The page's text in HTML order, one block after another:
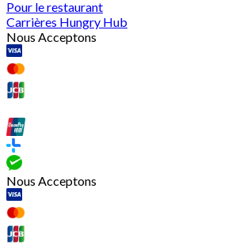
Pour le restaurant
Carrières Hungry Hub
Nous Acceptons
Nous Acceptons